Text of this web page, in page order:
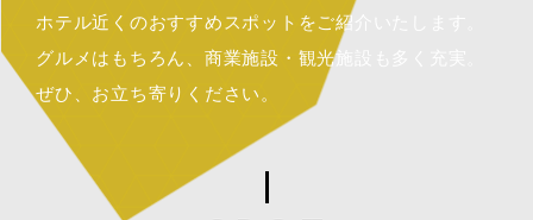
ホテル近くのおすすめスポットをご紹介いたします。
グルメはもちろん、商業施設・観光施設も多く充実。
ぜひ、お立ち寄りください。